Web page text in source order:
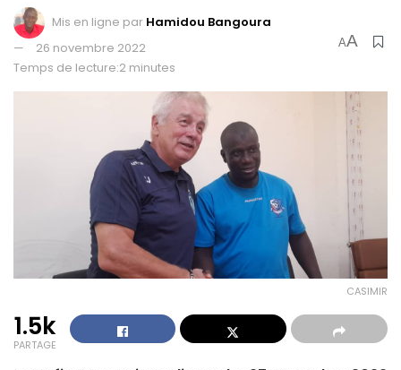
Mis en ligne par Hamidou Bangoura
26 novembre 2022
Temps de lecture:2 minutes
AA
CASIMIR
1.5k
PARTAGE